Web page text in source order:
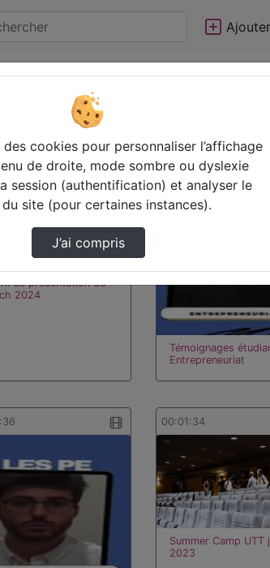
Statistiques de vues
de présentation du
2024
00:03:02
Témoignages
Entrepreneuriat
00:01:34
Summer Camp UTT
2023
cookies pour personnaliser l’affichage
de droite, mode sombre ou dyslexie
session (authentification) et analyser le
site (pour certaines instances).
J’ai compris